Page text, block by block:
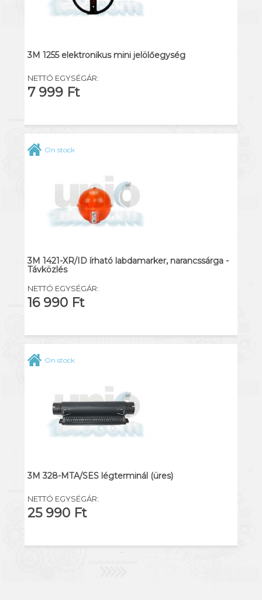
3M 1255 elektronikus mini jelölőegység
NETTÓ EGYSÉGÁR:
7 999 Ft
On stock
3M 1421-XR/ID írható labdamarker, narancssárga -
Távközlés
NETTÓ EGYSÉGÁR:
16 990 Ft
On stock
3M 328-MTA/SES légterminál (üres)
NETTÓ EGYSÉGÁR:
25 990 Ft